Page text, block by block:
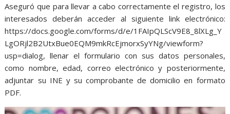
Aseguró que para llevar a cabo correctamente el registro, los
interesados deberán acceder al siguiente link electrónico:
https://docs.google.com/forms/d/e/1FAIpQLScV9E8_8lXLg_Y
LgORjl2B2UtxBue0EQM9mkRcEjmorxSyYNg/viewform?
usp=dialog, llenar el formulario con sus datos personales,
como nombre, edad, correo electrónico y posteriormente,
adjuntar su INE y su comprobante de domicilio en formato
PDF.